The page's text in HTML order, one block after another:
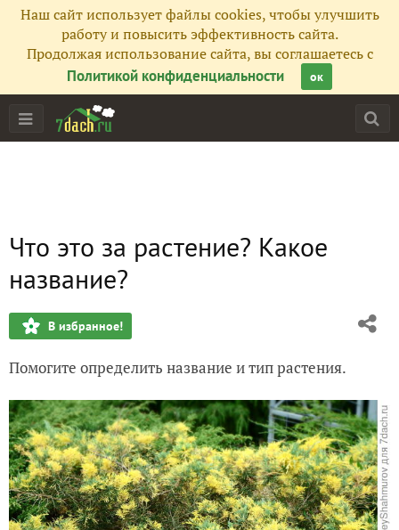
Наш сайт использует файлы cookies, чтобы улучшить
работу и повысить эффективность сайта.
Продолжая использование сайта, вы соглашаетесь с
Политикой конфиденциальности
ок
Что это за растение? Какое
название?
В избранное!
Помогите определить название и тип растения.